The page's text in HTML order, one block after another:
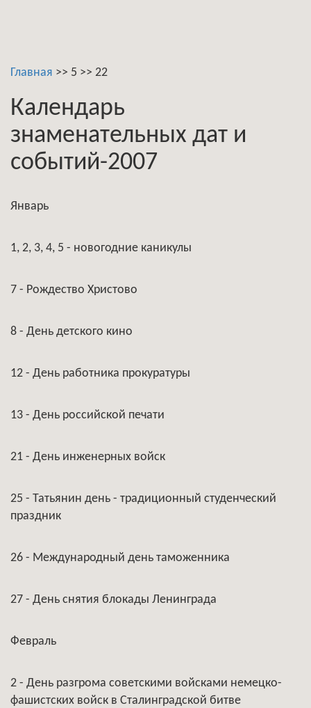
Главная >> 5 >> 22
Календарь
знаменательных дат и
событий-2007
Январь
1, 2, 3, 4, 5 - новогодние каникулы
7 - Рождество Христово
8 - День детского кино
12 - День работника прокуратуры
13 - День российской печати
21 - День инженерных войск
25 - Татьянин день - традиционный студенческий
праздник
26 - Международный день таможенника
27 - День снятия блокады Ленинграда
Февраль
2 - День разгрома советскими войсками немецко-
фашистских войск в Сталинградской битве